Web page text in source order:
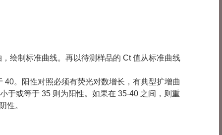
绘制标准曲线。再以待测样品的 Ct 值从标准曲线
。阳性对照必须有荧光对数增长，有典型扩增曲
于或等于 35 则为阳性。如果在 35-40 之间，则重
性。